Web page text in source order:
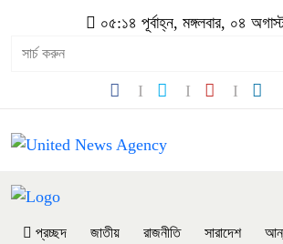
০৫:১৪ পূর্বাহ্ন, মঙ্গলবার, ০৪
প্রচ্ছদ জাতীয় রাজনীতি সারাদেশ